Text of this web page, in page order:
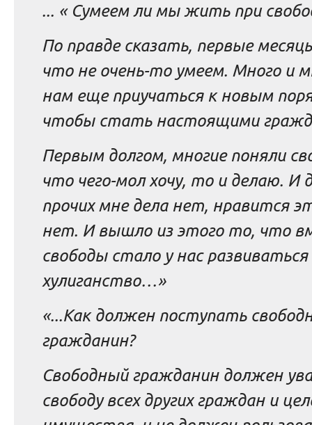
... « Сумеем ли мы жить при
По правде сказать, первые
что не очень-то умеем. Много и
нам еще приучаться к новым
чтобы стать настоящими
Первым долгом, многие поняли
что чего-мол хочу, то и делаю. И
прочих мне дела нет, нравится
нет. И вышло из этого то, что
свободы стало у нас развиваться
хулиганство…»
«...Как должен поступать
гражданин?
Свободный гражданин должен
свободу всех других граждан и